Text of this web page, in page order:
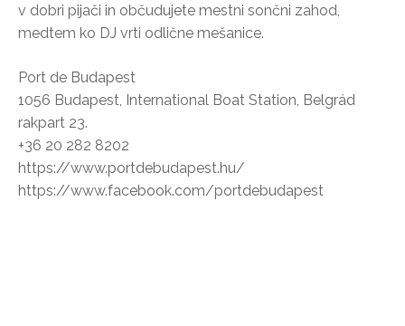
v dobri pijači in občudujete mestni sončni zahod,
medtem ko DJ vrti odlične mešanice.
Port de Budapest
1056 Budapest, International Boat Station, Belgrád
rakpart 23.
+36 20 282 8202
https://www.portdebudapest.hu/
https://www.facebook.com/portdebudapest